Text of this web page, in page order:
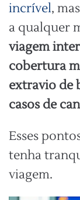
incrível,
a qualquer
viagem
cobertura
extravio de
casos de
Esses
tenha
viagem.